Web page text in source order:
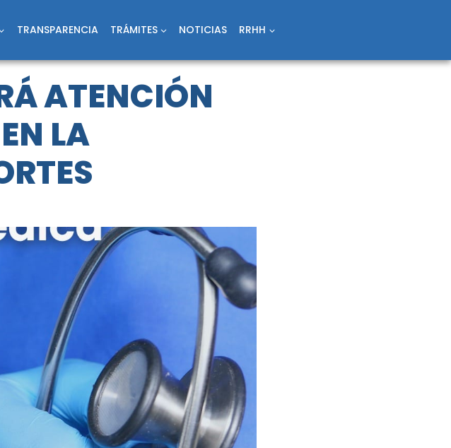
TRANSPARENCIA TRÁMITES NOTICIAS RRHH
ATENCIÓN
LA